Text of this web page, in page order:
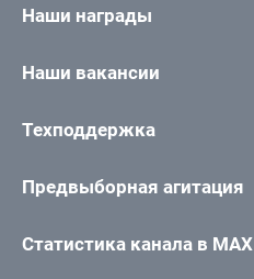
Наши награды
Наши вакансии
Техподдержка
Предвыборная агитация
Статистика канала в MAX